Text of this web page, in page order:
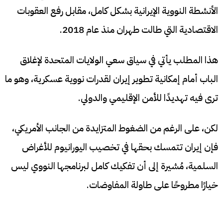
الأنشطة النووية الإيرانية بشكل كامل، مقابل رفع العقوبات
الاقتصادية التي طالت طهران منذ عام 2018.
هذا المطلب يأتي في سياق سعي الولايات المتحدة لإغلاق
الباب أمام إمكانية تطوير إيران لقدرات نووية عسكرية، وهو ما
ترى فيه تهديدًا للأمن الإقليمي والدولي.
لكن، على الرغم من الضغوط المتزايدة من الجانب الأمريكي،
فإن إيران تتمسك بحقها في تخصيب اليورانيوم للأغراض
السلمية، مُشيرة إلى أن تفكيك كامل لبرنامجها النووي ليس
خيارًا مطروحًا على طاولة المفاوضات.